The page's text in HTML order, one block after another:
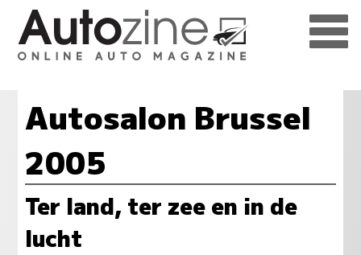
Autosalon Brussel
2005
Ter land, ter zee en in de
lucht